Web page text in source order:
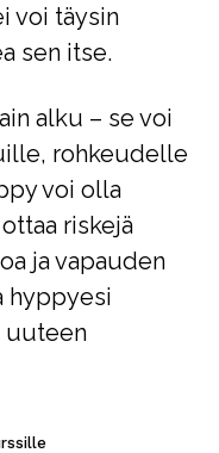
voi täysin
sen itse.
alku – se voi
rohkeudelle
voi olla
riskejä
ja vapauden
hyppyesi
uuteen